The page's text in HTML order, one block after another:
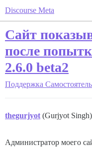
Discourse Meta
Сайт
после
2.6.0 beta2
Поддержка
thegurjyot (Gurjyot Singh)
Администратор моего